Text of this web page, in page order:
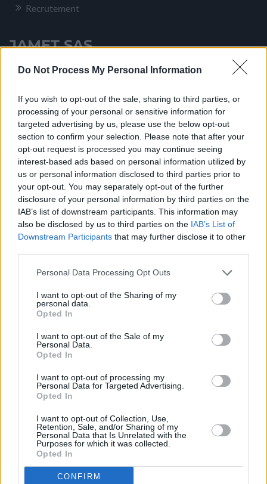
Do Not Process My Personal Information
If you wish to opt-out of the sale, sharing to third parties, or
processing of your personal or sensitive information for
targeted advertising by us, please use the below opt-out
section to confirm your selection. Please note that after your
opt-out request is processed you may continue seeing
interest-based ads based on personal information utilized by
us or personal information disclosed to third parties prior to
your opt-out. You may separately opt-out of the further
disclosure of your personal information by third parties on the
IAB’s list of downstream participants. This information may
also be disclosed by us to third parties on the IAB’s List of
Downstream Participants that may further disclose it to other
Personal Data Processing Opt Outs
I want to opt-out of the Sharing of my
personal data.
Opted In
I want to opt-out of the Sale of my
Personal Data.
Opted In
I want to opt-out of processing my
Personal Data for Targeted Advertising.
Opted In
I want to opt-out of Collection, Use,
Retention, Sale, and/or Sharing of my
Personal Data that Is Unrelated with the
Purposes for which it was collected.
Opted In
CONFIRM
Recrutement
JAMET SAS
Z.I. Ecouflant – CS 81033
49015ANGERS CEDEX 01
Tél. : 02 41 88 65 67
Nous Contacter
Nous suivre
Conception - réalisation : Anjou Web